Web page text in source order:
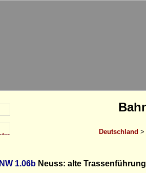
Deutschland >
NW 1.06b Neuss: alte